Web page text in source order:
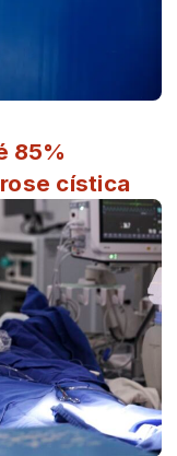
85%
cística